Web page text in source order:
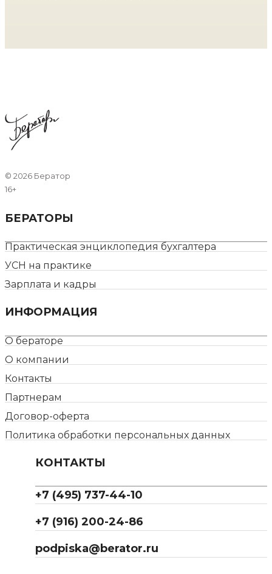
© 2026 Бератор
16+
БЕРАТОРЫ
Практическая энциклопедия бухгалтера
УСН на практике
Зарплата и кадры
ИНФОРМАЦИЯ
О бераторе
О компании
Контакты
Партнерам
Договор-оферта
Политика обработки персональных данных
КОНТАКТЫ
+7 (495) 737-44-10
+7 (916) 200-24-86
podpiska@berator.ru